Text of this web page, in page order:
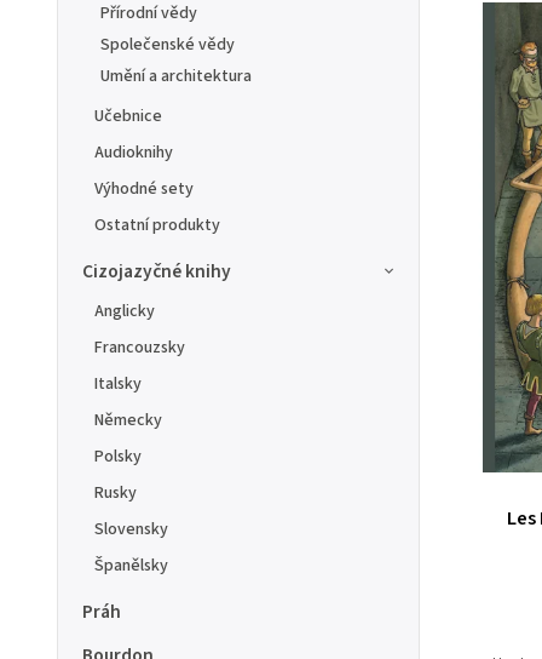
Přírodní vědy
Společenské vědy
Umění a architektura
Učebnice
Audioknihy
Výhodné sety
Ostatní produkty
Cizojazyčné knihy
Anglicky
Francouzsky
Italsky
Německy
Polsky
Rusky
Slovensky
Španělsky
Práh